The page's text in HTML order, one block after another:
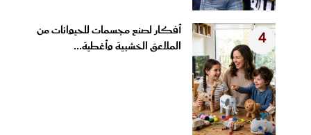
4
أفكار لصنع مجسمات للحيوانات من
الملاعق الخشبية وأغطية...